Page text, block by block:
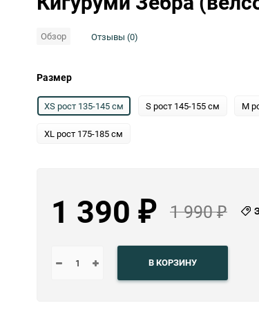
Выберите категорию
Выберите категорию
Обзор Отзывы (0)
Размер
XS рост 135-145 см S рост 145-155 см M
XL рост 175-185 см
1 390 ₽ 1 990₽
В КОРЗИНУ